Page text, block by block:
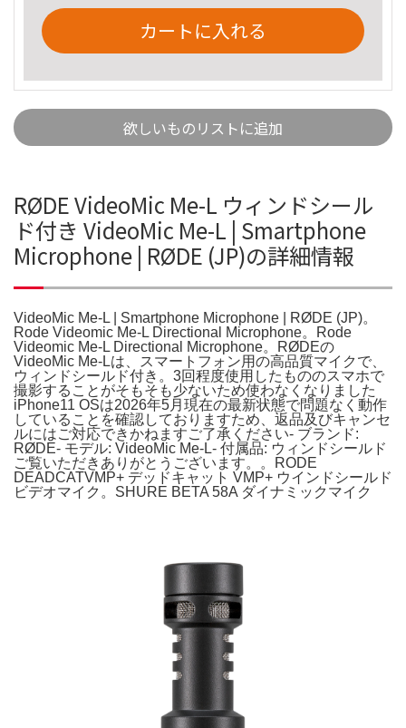
カートに入れる
欲しいものリストに追加
RØDE VideoMic Me-L ウィンドシール
ド付き VideoMic Me-L | Smartphone
Microphone | RØDE (JP)の詳細情報
VideoMic Me-L | Smartphone Microphone | RØDE (JP)。
Rode Videomic Me-L Directional Microphone。Rode
Videomic Me-L Directional Microphone。RØDEの
VideoMic Me-Lは、スマートフォン用の高品質マイクで、
ウィンドシールド付き。3回程度使用したもののスマホで
撮影することがそもそも少ないため使わなくなりました
iPhone11 OSは2026年5月現在の最新状態で問題なく動作
していることを確認しておりますため、返品及びキャンセ
ルにはご対応できかねますご了承ください- ブランド:
RØDE- モデル: VideoMic Me-L- 付属品: ウィンドシールド
ご覧いただきありがとうございます。。RODE
DEADCATVMP+ デッドキャット VMP+ ウインドシールド
ビデオマイク。SHURE BETA 58A ダイナミックマイク